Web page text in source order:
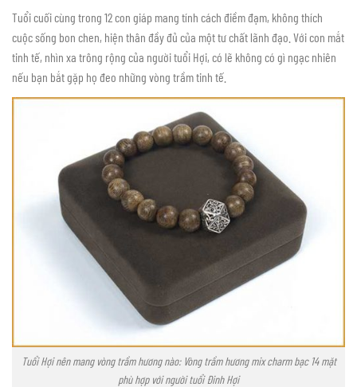
Tuổi cuối cùng trong 12 con giáp mang tính cách điềm đạm, không thích
cuộc sống bon chen, hiện thân đầy đủ của một tư chất lãnh đạo. Với con mắt
tinh tế, nhìn xa trông rộng của người tuổi Hợi, có lẽ không có gì ngạc nhiên
nếu bạn bắt gặp họ đeo những vòng trầm tinh tế.
Tuổi Hợi nên mang vòng trầm hương nào: Vòng trầm hương mix charm bạc 14 mặt
phù hợp với người tuổi Đinh Hợi